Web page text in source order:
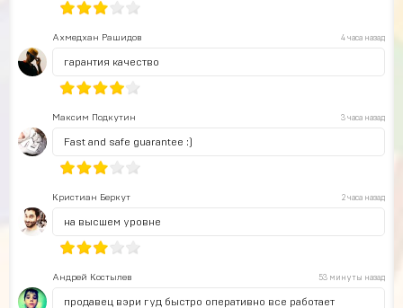
Ахмедхан Рашидов 4 часа назад
гарантия качество
Максим Подкутин 3 часа назад
Fast and safe guarantee :)
Кристиан Беркут 2 часа назад
на высшем уровне
Андрей Костылев 53 минуты назад
продавец вэри гуд быстро оперативно все работает